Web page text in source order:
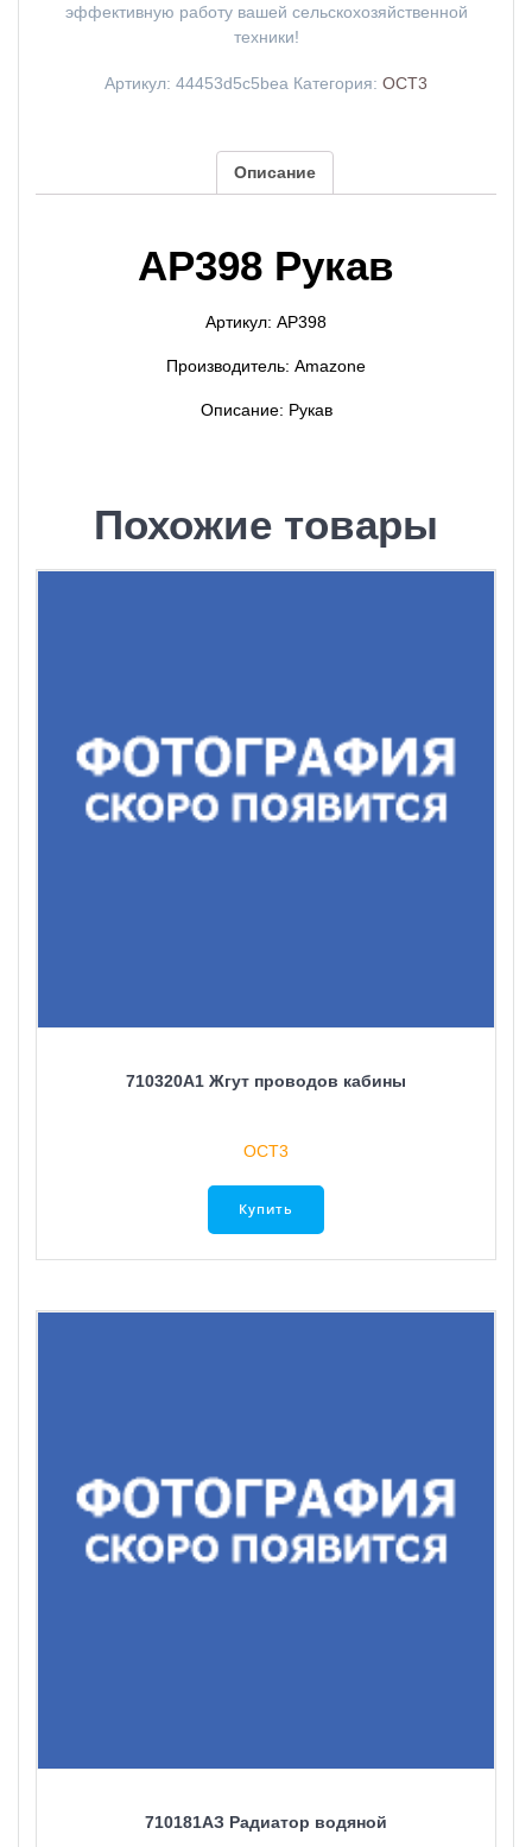
эффективную работу вашей сельскохозяйственной
техники!
Артикул: 44453d5c5bea Категория: ОСТ3
Описание
AP398 Рукав
Артикул: AP398
Производитель: Amazone
Описание: Рукав
Похожие товары
710320A1 Жгут проводов кабины
ОСТ3
Купить
710181AЗ Радиатор водяной